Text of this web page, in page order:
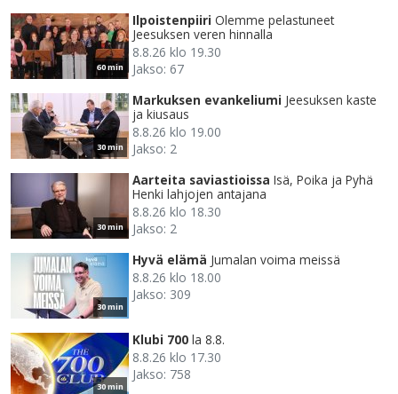
60 min
Ilpoistenpiiri Olemme pelastuneet
Jeesuksen veren hinnalla
8.8.26 klo 19.30
Jakso: 67
30 min
Markuksen evankeliumi Jeesuksen kaste
ja kiusaus
8.8.26 klo 19.00
Jakso: 2
30 min
Aarteita saviastioissa Isä, Poika ja Pyhä
Henki lahjojen antajana
8.8.26 klo 18.30
Jakso: 2
30 min
Hyvä elämä Jumalan voima meissä
8.8.26 klo 18.00
Jakso: 309
30 min
Klubi 700 la 8.8.
8.8.26 klo 17.30
Jakso: 758